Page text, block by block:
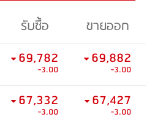
รับซื้อ
ขายออก
69,782
-3.00
69,882
-3.00
67,332
-3.00
67,427
-3.00